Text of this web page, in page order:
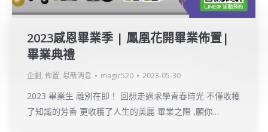
2023感恩畢業季 | 鳳凰花開畢業佈置|
畢業典禮
企劃 , 佈置, 最新消息 magic520 2023-05-30
2023 畢業生 離別在即！ 回想走過求學青春時光 不僅收穫
了知識的芳香 更收穫了人生的美麗 畢業之際 ,願你…